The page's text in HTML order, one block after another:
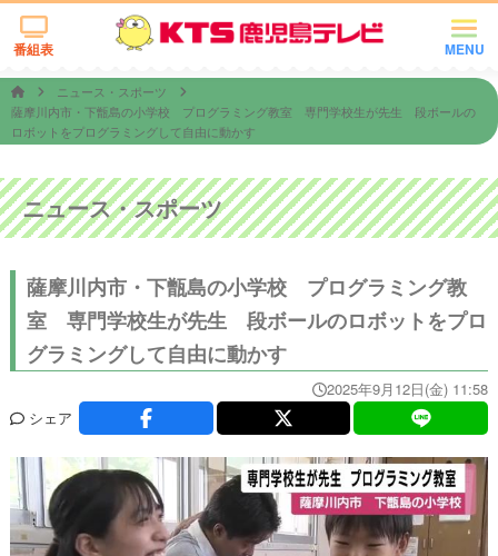
MENU
番組表
ニュース・スポーツ
薩摩川内市・下甑島の小学校 プログラミング教室 専門学校生が先生 段ボールの
ロボットをプログラミングして自由に動かす
ニュース・スポーツ
薩摩川内市・下甑島の小学校 プログラミング教
室 専門学校生が先生 段ボールのロボットをプロ
グラミングして自由に動かす
2025年9月12日(金) 11:58
シェア